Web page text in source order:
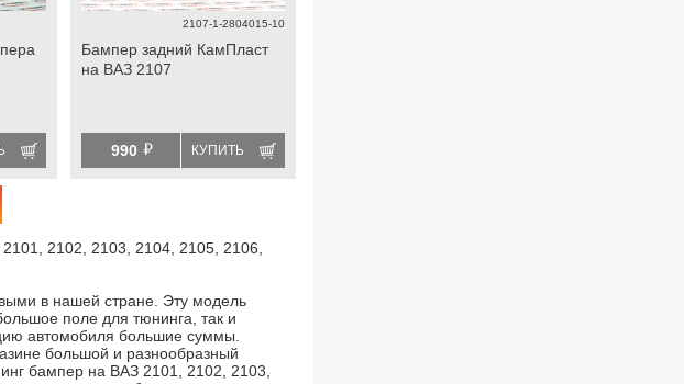
2107-1-2804015-10
Бампер задний КамПласт
на ВАЗ 2107
990 й КУПИТЬ
2102, 2103, 2104, 2105, 2106,
в нашей стране. Эту модель
поле для тюнинга, так и
автомобиля большие суммы.
большой и разнообразный
бампер на ВАЗ 2101, 2102, 2103,